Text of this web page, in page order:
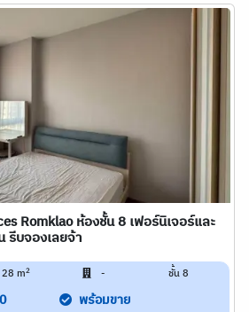
Romklao ห้องชั้น 8 เฟอร์นิเจอร์และ
รีบจองเลยจ้า
28 m2 - ชั้น 8
พร้อมขาย